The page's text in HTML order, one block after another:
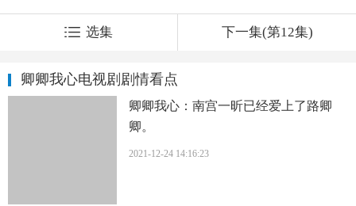
选集 下一集(第12集)
卿卿我心电视剧剧情看点
卿卿我心：南宫一昕已经爱上了路卿
卿。
2021-12-24 14:16:23